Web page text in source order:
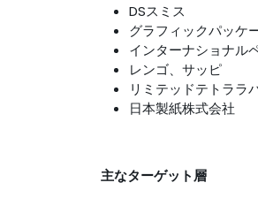
DSスミス
グラフィックパッケ
インターナショナル
レンゴ、サッピ
リミテッドテトララ
日本製紙株式会社
主なターゲット層